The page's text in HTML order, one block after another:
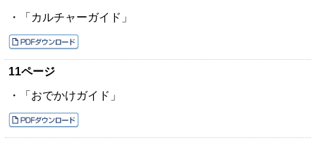
・「カルチャーガイド」
11ページ
・「おでかけガイド」